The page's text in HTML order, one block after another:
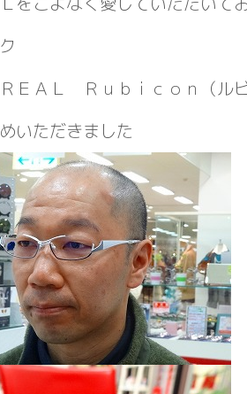
ＥＡＬ Ｒｕｂｉｃｏｎ（ル
いただきました